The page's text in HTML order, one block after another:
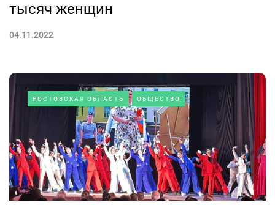
тысяч женщин
04.11.2022
РОСТОВСКАЯ ОБЛАСТЬ ОБЩЕСТВО